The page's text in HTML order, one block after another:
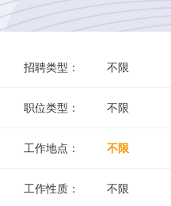
招聘类型： 不限
职位类型： 不限
工作地点： 不限
工作性质： 不限